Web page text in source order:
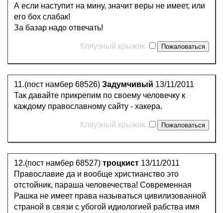
А если наступит на мину, значит веры не имеет, или
его бох слабак!
За базар надо отвечать!
Кляузный крыжик
11.(пост намбер 68526) Задумчивый 13/11/2011
Так давайте прикрепим по своему человечку к
каждому православному сайту - хакера.
Кляузный крыжик
12.(пост намбер 68527) троцкист 13/11/2011
Православие да и вообще христианство это
отстойник, параша человечества! Современная
Рашка не имеет права называться цивилизованной
страной в связи с убогой идиологией рабства имя